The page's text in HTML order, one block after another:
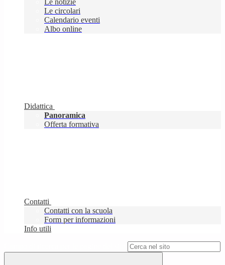
Le notizie
Le circolari
Calendario eventi
Albo online
Didattica
Panoramica
Offerta formativa
Contatti
Contatti con la scuola
Form per informazioni
Info utili